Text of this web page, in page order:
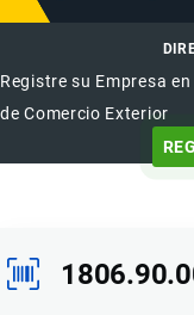
Registre su Empresa
de Comercio Exterior